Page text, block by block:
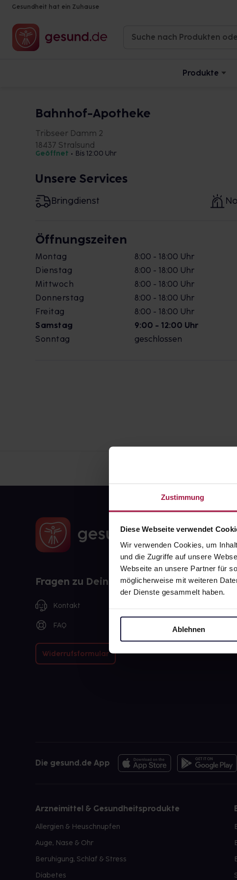
Zustimmung
Diese Webseite verwendet
Wir verwenden Cookies, um
und die Zugriffe auf unsere
Webseite an unsere Partner für
möglicherweise mit weiteren
der Dienste gesammelt haben.
Ablehnen
Gesundheit hat ein Zuhause
Produkte
Bahnhof-Apotheke
Tribseer Damm 2
18437 Stralsund
Geöffnet • Bis 12:00 Uhr
Unsere Services
Bringdienst
Öffnungszeiten
Montag
8:00 - 18:00 Uhr
Dienstag
8:00 - 18:00 Uhr
Mittwoch
8:00 - 18:00 Uhr
Donnerstag
8:00 - 18:00 Uhr
Freitag
8:00 - 18:00 Uhr
Samstag
9:00 - 12:00 Uhr
Sonntag
geschlossen
Fragen zu Deiner Bestellung?
Kontakt
FAQ
Widerrufsformular
Die gesund.de App
Arzneimittel & Gesundheitsprodukte
Allergien & Heuschnupfen
Auge, Nase & Ohr
Beruhigung, Schlaf & Stress
Diabetes